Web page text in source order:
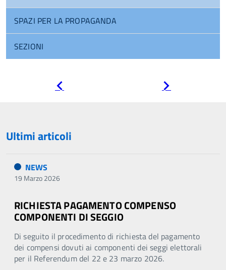
SPAZI PER LA PROPAGANDA
SEZIONI
Ultimi articoli
NEWS
19 Marzo 2026
RICHIESTA PAGAMENTO COMPENSO
COMPONENTI DI SEGGIO
Di seguito il procedimento di richiesta del pagamento
dei compensi dovuti ai componenti dei seggi elettorali
per il Referendum del 22 e 23 marzo 2026.